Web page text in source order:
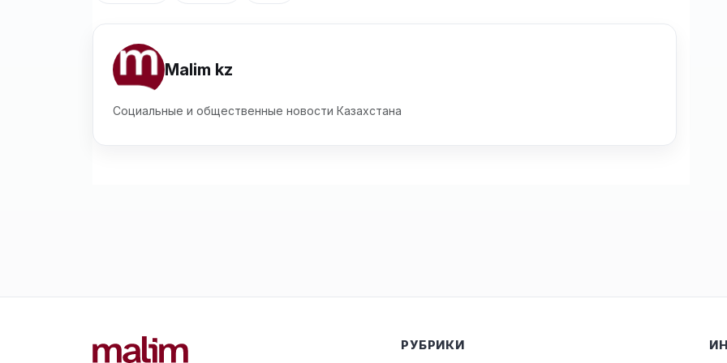
Malim kz
Социальные и общественные новости Казахстана
РУБРИКИ